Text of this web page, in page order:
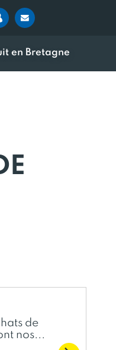
en Bretagne
de
nos...